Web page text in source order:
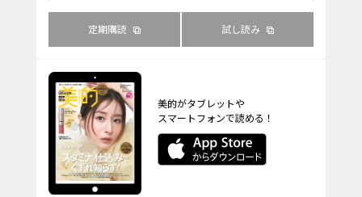
定期購読 試し読み
美的がタブレットや
スマートフォンで読める！